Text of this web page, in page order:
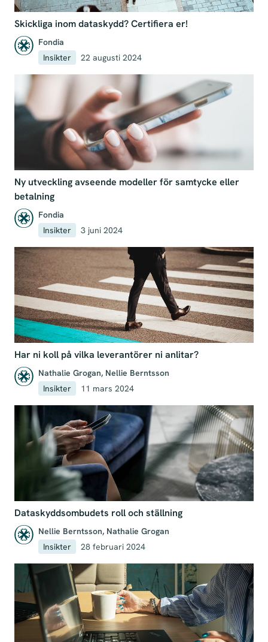
Skickliga inom dataskydd? Certifiera er!
Fondia
Insikter
22 augusti 2024
Ny utveckling avseende modeller för samtycke eller
betalning
Fondia
Insikter
3 juni 2024
Har ni koll på vilka leverantörer ni anlitar?
Nathalie Grogan, Nellie Berntsson
Insikter
11 mars 2024
Dataskyddsombudets roll och ställning
Nellie Berntsson, Nathalie Grogan
Insikter
28 februari 2024